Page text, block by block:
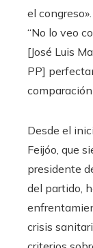
el
“No lo veo
[José Luis
PP]
comparación
Desde el
Feijóo, que
presidente
del partido,
crisis